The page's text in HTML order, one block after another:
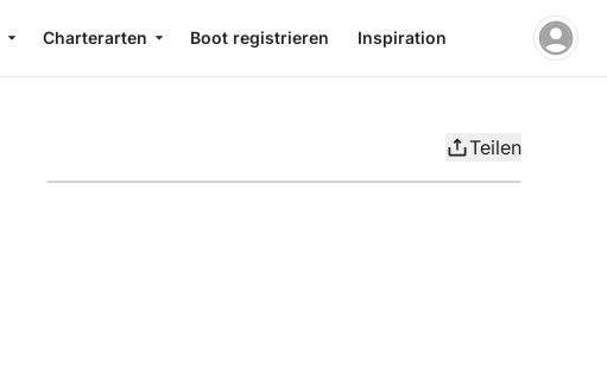
Charterarten Boot registrieren Inspiration
Teilen